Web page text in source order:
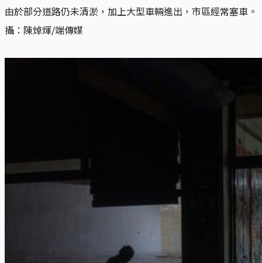
由於部分道路仍未清淤，加上大型車輛進出，市區經常塞車。
攝：陳焯煇/端傳媒